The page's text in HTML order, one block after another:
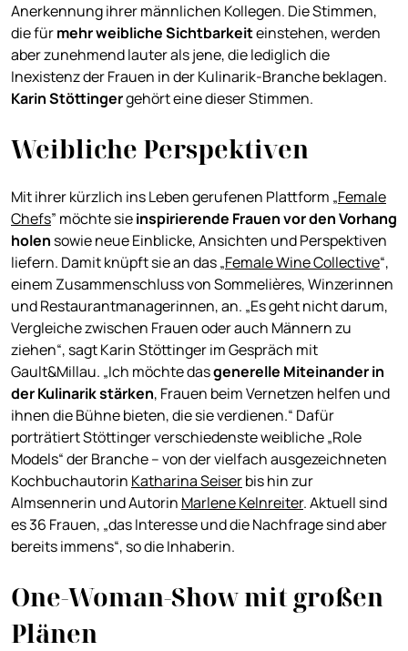
Anerkennung ihrer männlichen Kollegen. Die Stimmen,
die fürmehr weibliche Sichtbarkeiteinstehen, werden
aber zunehmend lauter als jene, die lediglich die
Inexistenz der Frauen in der Kulinarik-Branche beklagen.
Karin Stöttingergehört eine dieser Stimmen.
Weibliche Perspektiven
Mit ihrer kürzlich ins Leben gerufenen Plattform „Female
Chefs” möchte sieinspirierende Frauen vor den Vorhang
holen sowie neue Einblicke, Ansichten und Perspektiven
liefern. Damit knüpft sie an das „Female Wine Collective“,
einem Zusammenschluss von Sommelières, Winzerinnen
und Restaurantmanagerinnen, an. „Es geht nicht darum,
Vergleiche zwischen Frauen oder auch Männern zu
ziehen“, sagt Karin Stöttinger im Gespräch mit
Gault&Millau. „Ich möchte dasgenerelle Miteinander in
der Kulinarik stärken, Frauen beim Vernetzen helfen und
ihnen die Bühne bieten, die sie verdienen.“ Dafür
porträtiert Stöttinger verschiedenste weibliche „Role
Models“ der Branche – von der vielfach ausgezeichneten
Kochbuchautorin Katharina Seiserbis hin zur
Almsennerin und Autorin Marlene Kelnreiter. Aktuell sind
es 36 Frauen, „das Interesse und die Nachfrage sind aber
bereits immens“, so die Inhaberin.
One-Woman-Show mit großen
Plänen